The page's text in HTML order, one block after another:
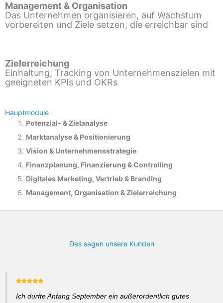
Management & Organisation
Das Unternehmen organisieren, auf Wachstum
vorbereiten und Ziele setzen, die erreichbar sind
Zielerreichung
Einhaltung, Tracking von Unternehmenszielen mit
geeigneten KPIs und OKRs
Hauptmodule
Potenzial- &Zielanalyse
Marktanalyse & Positionierung
Vision & Unternehmensstrategie
Finanzplanung, Finanzierung & Controlling
Digitales Marketing, Vertrieb & Branding
Management, Organisation & Zielerreichung
Das sagen unsere Kunden
Ich durfte Anfang September ein außerordentlich gutes